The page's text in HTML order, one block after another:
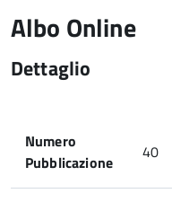
Albo Online
Dettaglio
Numero
Pubblicazione
40